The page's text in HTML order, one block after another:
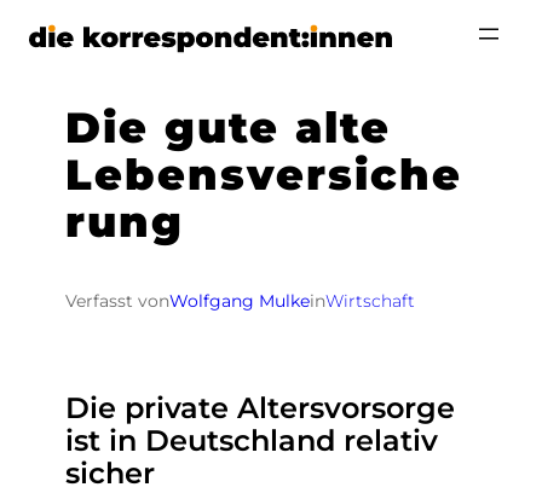
Zum
Die gute alte
Lebensversiche
rung
Verfasst vonWolfgang MulkeinWirtschaft
Die private Altersvorsorge
ist in Deutschland relativ
sicher